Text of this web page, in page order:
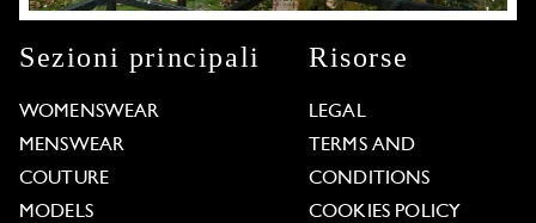
Sezioni principali
WOMENSWEAR
MENSWEAR
COUTURE
MODELS
Risorse
LEGAL
TERMS AND
CONDITIONS
COOKIES POLICY